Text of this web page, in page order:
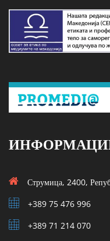
Струмица, 2400,
+389 75 476 996
+389 71 214 070